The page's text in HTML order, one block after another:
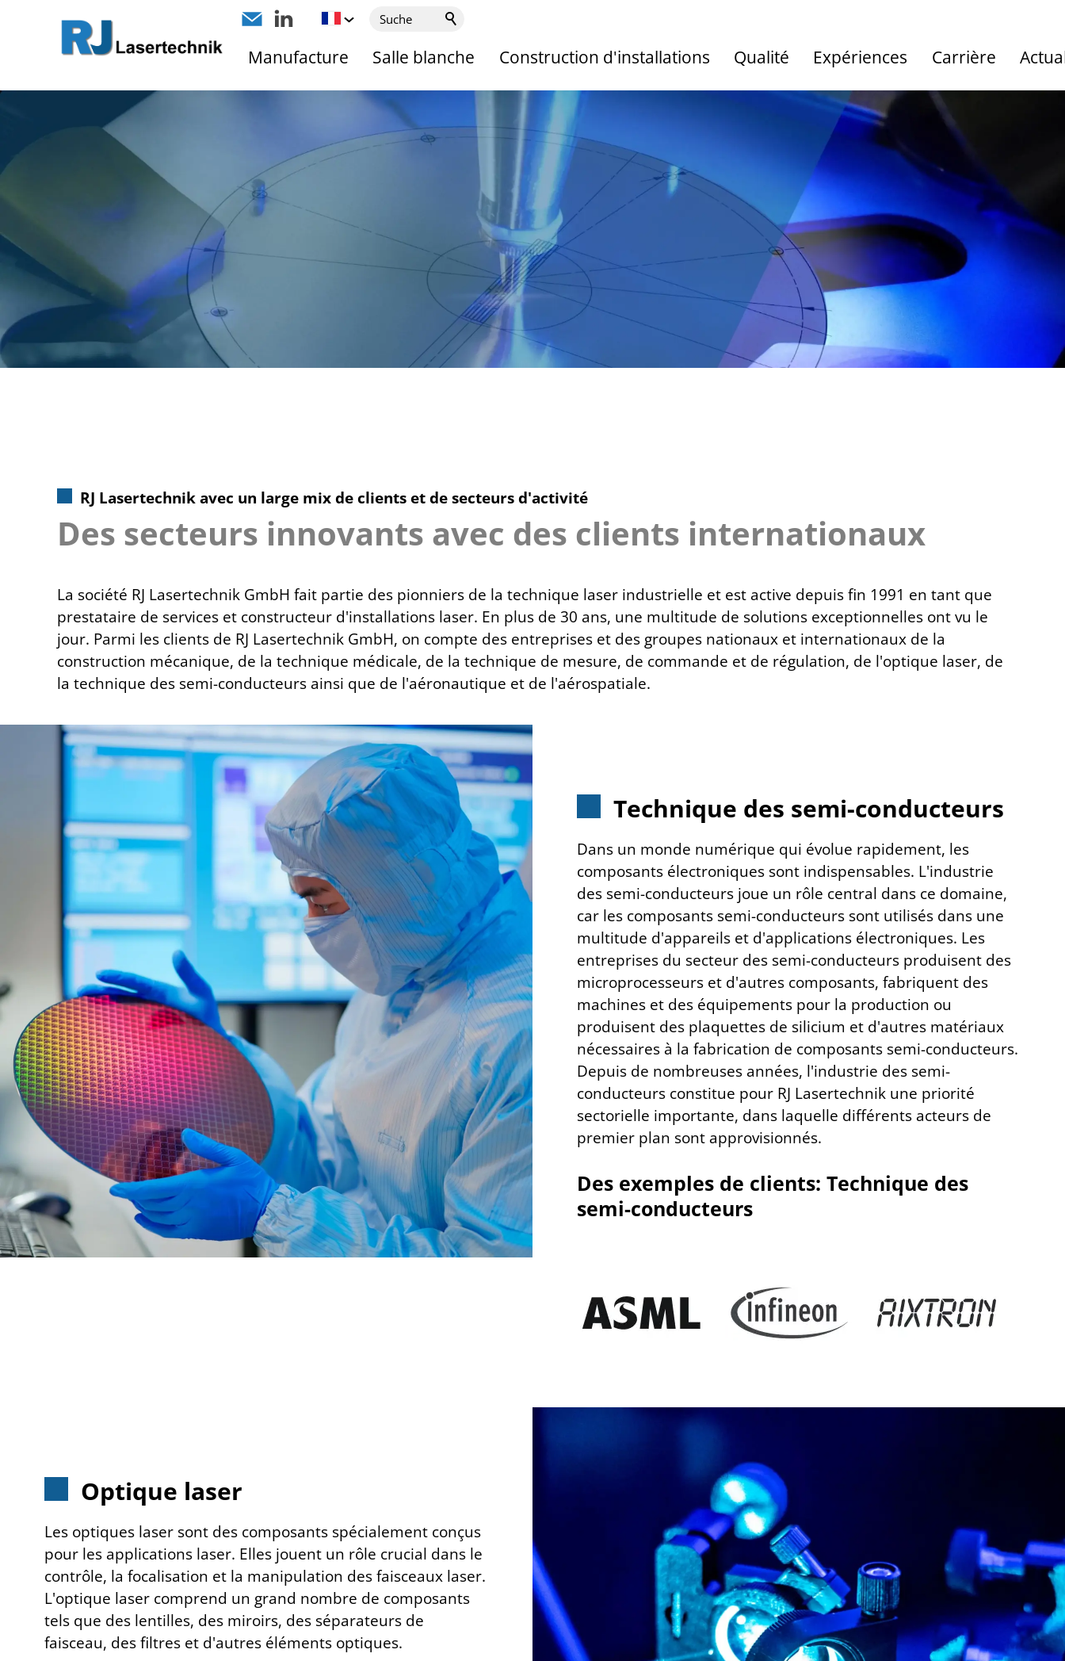
Manufacture Salle blanche Construction d'installations Qualité Expériences Carrière
RJ Lasertechnik avec un large mix de clients et de secteurs d'activité
Des secteurs innovants avec des clients internationaux
La société RJ Lasertechnik GmbH fait partie des pionniers de la technique laser industrielle et est active depuis fin 1991 en tant que
prestataire de services et constructeur d'installations laser. En plus de 30 ans, une multitude de solutions exceptionnelles ont vu le
jour. Parmi les clients de RJ Lasertechnik GmbH, on compte des entreprises et des groupes nationaux et internationaux de la
construction mécanique, de la technique médicale, de la technique de mesure, de commande et de régulation, de l'optique laser, de
la technique des semi-conducteurs ainsi que de l'aéronautique et de l'aérospatiale.
Technique des semi-conducteurs
Dans un monde numérique qui évolue rapidement, les
composants électroniques sont indispensables. L'industrie
des semi-conducteurs joue un rôle central dans ce domaine,
car les composants semi-conducteurs sont utilisés dans une
multitude d'appareils et d'applications électroniques. Les
entreprises du secteur des semi-conducteurs produisent des
microprocesseurs et d'autres composants, fabriquent des
machines et des équipements pour la production ou
produisent des plaquettes de silicium et d'autres matériaux
nécessaires à la fabrication de composants semi-conducteurs.
Depuis de nombreuses années, l'industrie des semi-
conducteurs constitue pour RJ Lasertechnik une priorité
sectorielle importante, dans laquelle différents acteurs de
premier plan sont approvisionnés.
Des exemples de clients: Technique des
semi-conducteurs
Optique laser
Les optiques laser sont des composants spécialement conçus
pour les applications laser. Elles jouent un rôle crucial dans le
contrôle, la focalisation et la manipulation des faisceaux laser.
L'optique laser comprend un grand nombre de composants
tels que des lentilles, des miroirs, des séparateurs de
faisceau, des filtres et d'autres éléments optiques.